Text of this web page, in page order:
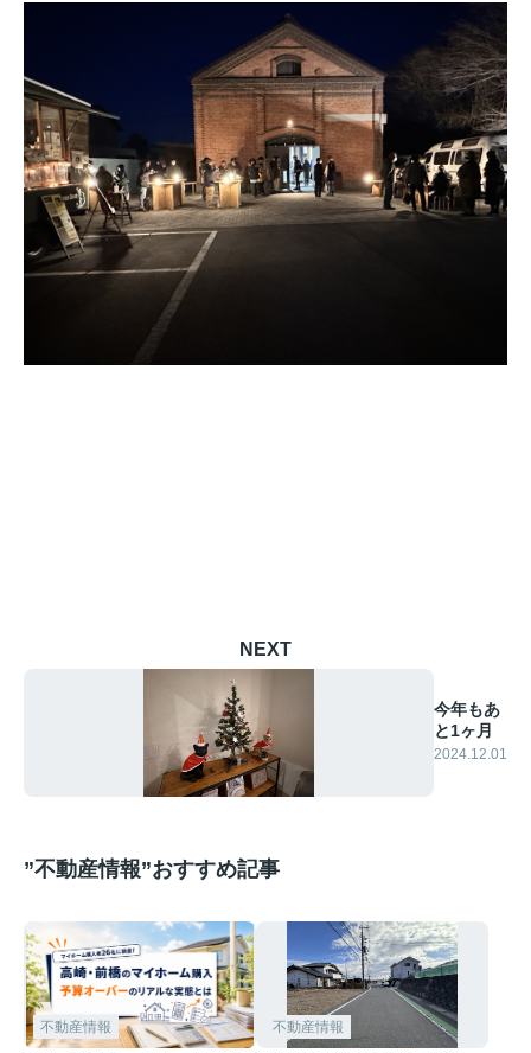
NEXT
今年もあ
と1ヶ月
2024.12.01
”不動産情報”おすすめ記事
不動産情報 不動産情報